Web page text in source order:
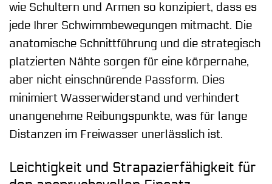
wie Schultern und Armen so konzipiert, dass es
jede Ihrer Schwimmbewegungen mitmacht. Die
anatomische Schnittführung und die strategisch
platzierten Nähte sorgen für eine körpernahe,
aber nicht einschnürende Passform. Dies
minimiert Wasserwiderstand und verhindert
unangenehme Reibungspunkte, was für lange
Distanzen im Freiwasser unerlässlich ist.
Leichtigkeit und Strapazierfähigkeit für